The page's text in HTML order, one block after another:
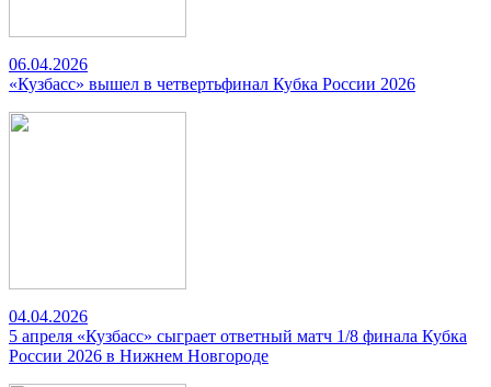
06.04.2026
«Кузбасс» вышел в четвертьфинал Кубка России 2026
04.04.2026
5 апреля «Кузбасс» сыграет ответный матч 1/8 финала Кубка
России 2026 в Нижнем Новгороде